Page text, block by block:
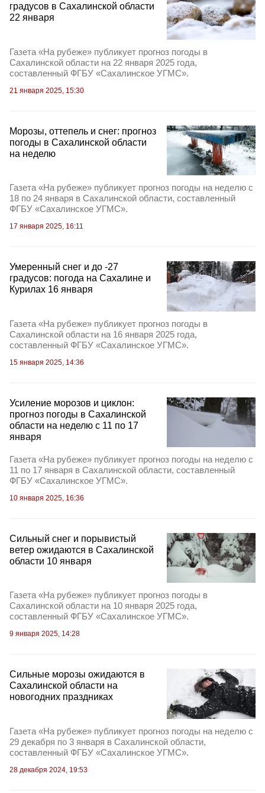
градусов в Сахалинской области
22 января
Газета «На рубеже» публикует прогноз погоды в
Сахалинской области на 22 января 2025 года,
составленный ФГБУ «Сахалинское УГМС».
21 января 2025, 15:30
Морозы, оттепель и снег: прогноз
погоды в Сахалинской области
на неделю
Газета «На рубеже» публикует прогноз погоды на неделю с
18 по 24 января в Сахалинской области, составленный
ФГБУ «Сахалинское УГМС».
17 января 2025, 16:11
Умеренный снег и до -27
градусов: погода на Сахалине и
Курилах 16 января
Газета «На рубеже» публикует прогноз погоды в
Сахалинской области на 16 января 2025 года,
составленный ФГБУ «Сахалинское УГМС».
15 января 2025, 14:36
Усиление морозов и циклон:
прогноз погоды в Сахалинской
области на неделю с 11 по 17
января
Газета «На рубеже» публикует прогноз погоды на неделю с
11 по 17 января в Сахалинской области, составленный
ФГБУ «Сахалинское УГМС».
10 января 2025, 16:36
Сильный снег и порывистый
ветер ожидаются в Сахалинской
области 10 января
Газета «На рубеже» публикует прогноз погоды в
Сахалинской области на 10 января 2025 года,
составленный ФГБУ «Сахалинское УГМС».
9 января 2025, 14:28
Сильные морозы ожидаются в
Сахалинской области на
новогодних праздниках
Газета «На рубеже» публикует прогноз погоды на неделю с
29 декабря по 3 января в Сахалинской области,
составленный ФГБУ «Сахалинское УГМС».
28 декабря 2024, 19:53